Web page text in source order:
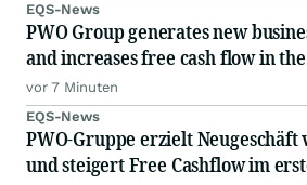
EQS-News
PWO Group generates new
and increases free cash flow in
vor 7 Minuten
EQS-News
PWO-Gruppe erzielt Neugeschäft
und steigert Free Cashflow im